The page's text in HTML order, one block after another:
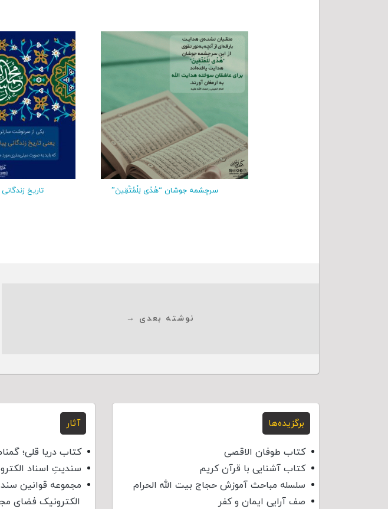
سرچشمه جوشان “هُدًى لِلْمُتَّقِینَ” تاریخ
نوشته بعدی →
برگزیده‌ها
کتاب طوفان الاقصی
کتاب آشنایی با قرآن کریم
سلسله مباحث آموزش حجاج بیت الله الحرام
صف آرایی ایمان و کفر
آثار
کتاب دریا قلی؛
سندیتِ اسناد
مجموعه قوانین
الکترونیک فضای